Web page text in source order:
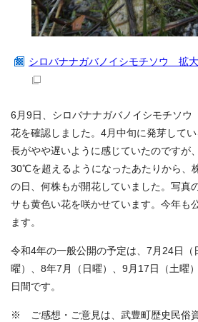
シロバナナガバノイシモチソウ 拡大
6月9日、シロバナナガバノイシモチソウ
花を確認しました。4月中旬に発芽して
長がやや遅いように感じていたのですが
30℃を超えるようになったあたりから、
の日、何株もが開花していました。写真
サも黄色い花を咲かせています。今年も
ます。
令和4年の一般公開の予定は、7月24日（
曜）、8年7月（日曜）、9月17日（土曜
日間です。
※ ご感想・ご意見は、武豊町歴史民俗